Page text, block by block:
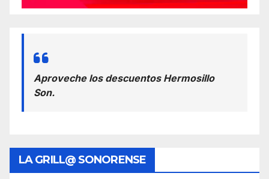
Aproveche los descuentos Hermosillo
Son.
LA GRILL@ SONORENSE